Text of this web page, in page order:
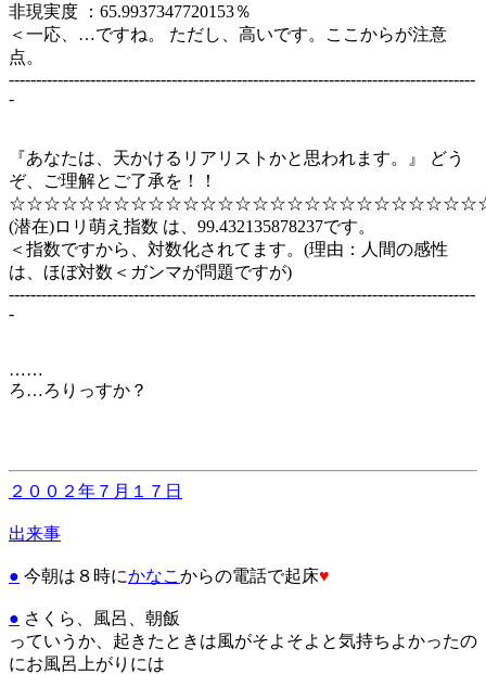
非現実度 ：65.9937347720153％
＜一応、…ですね。 ただし、高いです。ここからが注意
点。
--------------------------------------------------------------------------------------
-
『あなたは、天かけるリアリストかと思われます。』 どう
ぞ、ご理解とご了承を！！
(潜在)ロリ萌え指数 は、99.432135878237です。
＜指数ですから、対数化されてます。(理由：人間の感性
は、ほぼ対数＜ガンマが問題ですが)
--------------------------------------------------------------------------------------
-
……
ろ…ろりっすか？
２００２年７月１７日
出来事
● 今朝は８時にかなこ からの電話で起床♥
● さくら、風呂、朝飯
っていうか、起きたときは風がそよそよと気持ちよかったの
にお風呂上がりには